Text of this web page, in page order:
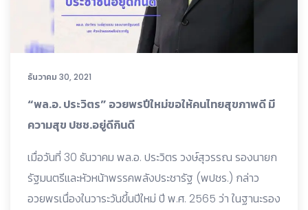
ธันวาคม 30, 2021
“พล.อ. ประวิตร” อวยพรปีใหม่ขอให้คนไทยสุขภาพดี มี
ความสุข ปชช.อยู่ดีกินดี
เมื่อวันที่ 30 ธันวาคม พล.อ. ประวิตร วงษ์สุวรรณ รองนายก
รัฐมนตรีและหัวหน้าพรรคพลังประชารัฐ (พปชร.) กล่าว
อวยพรเนื่องในวาระวันขึ้นปีใหม่ ปี พ.ศ. 2565 ว่า ในฐานะรอง